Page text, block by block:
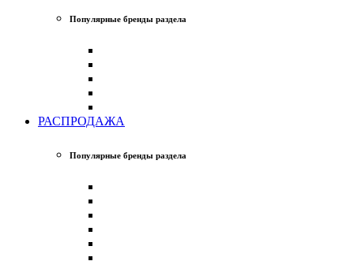
Популярные бренды раздела
РАСПРОДАЖА
Популярные бренды раздела